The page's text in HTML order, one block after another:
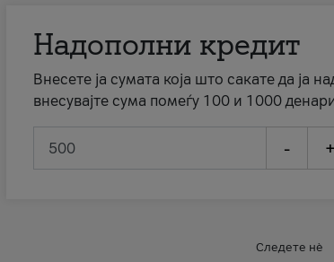
Надополни кредит
Внесете ја сумата која што сакате да ја
внесувајте сума помеѓу 100 и 1000
- +
Следете нè